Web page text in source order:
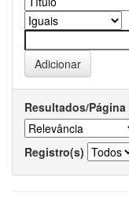
Resultados/Página
Registro(s)